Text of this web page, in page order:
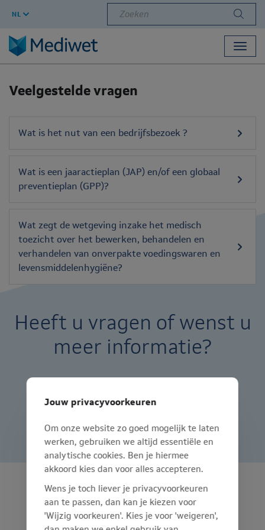
NL Zoeken
Veelgestelde vragen
Wat is het nut van een bedrijfsbezoek ?
Wat is een jaaractieplan (JAP) en/of een globaal
preventieplan (GPP)?
Wat zegt de wetgeving inzake het medisch
toezicht over het bewerken, behandelen en
verhandelen van onverpakte voedingswaren en
levensmiddelenhygiëne?
Heeft u vragen of wenst u
meer informatie?
CONTACTEER ONS
MEDIWET GENT
Opvoedingstraat 143
Jouw privacyvoorkeuren
Om onze website zo goed mogelijk te laten
werken, gebruiken we altijd essentiële en
analytische cookies. Ben je hiermee
akkoord kies dan voor alles accepteren.
Wens je toch liever je privacyvoorkeuren
aan te passen, dan kan je kiezen voor
'Wijzig voorkeuren'. Kies je voor 'weigeren',